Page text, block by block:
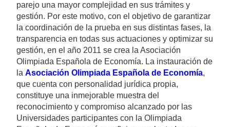
parejo una mayor complejidad en sus trámites y
gestión. Por este motivo, con el objetivo de garantizar
la coordinación de la prueba en sus distintas fases, la
transparencia en todas sus actuaciones y optimizar su
gestión, en el año 2011 se crea la Asociación
Olimpiada Española de Economía. La instauración de
la Asociación Olimpiada Española de Economía,
que cuenta con personalidad jurídica propia,
constituye una inmejorable muestra del
reconocimiento y compromiso alcanzado por las
Universidades participantes con la Olimpiada